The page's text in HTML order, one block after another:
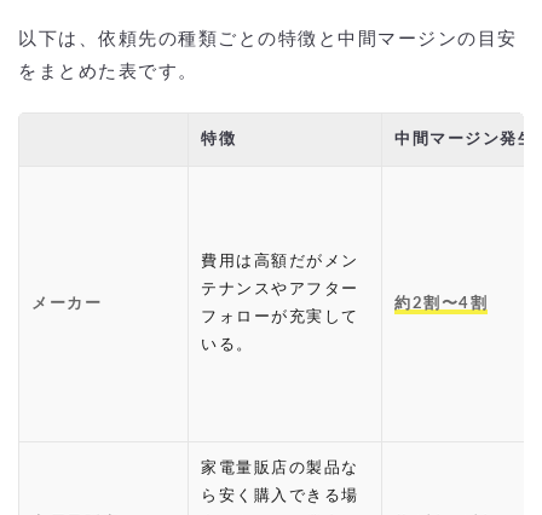
以下は、依頼先の種類ごとの特徴と中間マージンの目安
をまとめた表です。
特徴 中間マージン発生
メーカー
費用は高額だがメン
テナンスやアフター
フォローが充実して
いる。
約2割〜4割
家電量販店の製品な
ら安く購入できる場